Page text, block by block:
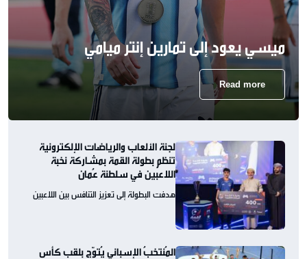
ميسي يعود إلى تمارين إنتر ميامي
Read more
لجنة الألعاب والرياضات الإلكترونية
تنظم بطولة القمة بمشاركة نخبة
اللاعبين في سلطنة عُمان
هدفت البطولة إلى تعزيز التنافس بين اللاعبين
المُنتخبُ الإسباني يُتوّج بلقب كأس